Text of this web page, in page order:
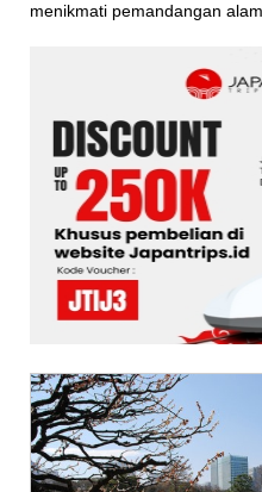
menikmati pemandangan